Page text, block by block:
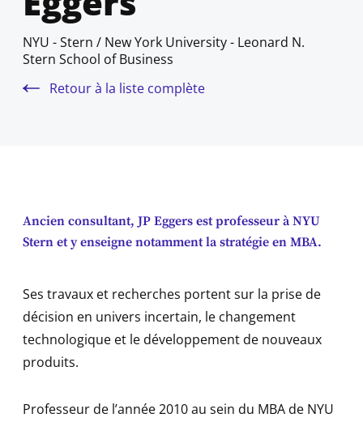
NYU - Stern / New York University - Leonard N.
Stern School of Business
Retour à la liste complète
Ancien consultant, JP Eggers est professeur à NYU
Stern et y enseigne notamment la stratégie en MBA.
Ses travaux et recherches portent sur la prise de
décision en univers incertain, le changement
technologique et le développement de nouveaux
produits.
Professeur de l’année 2010 au sein du MBA de NYU